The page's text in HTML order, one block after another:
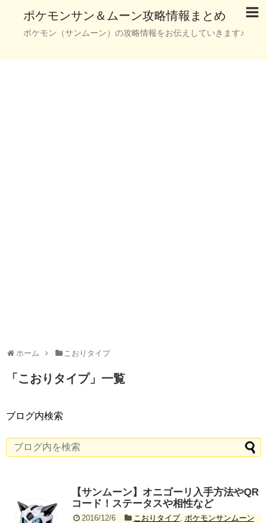
ポケモンサン＆ムーン攻略情報まとめ
ポケモン（サンムーン）の攻略情報をお伝えしていきます♪
ホーム こおりタイプ
「 こおりタイプ」 一覧
ブログ内検索
【サンムーン】オニゴーリ入手方法やQR
コード！ステータスや相性など
2016/12/6 こおりタイプ, ポケモンサンムーン